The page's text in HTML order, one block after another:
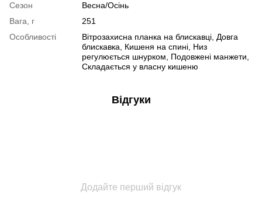
Сезон
Весна/Осінь
Вага, г
251
Особливості
Вітрозахисна планка на блискавці, Довга
блискавка, Кишеня на спині, Низ
регулюється шнурком, Подовжені манжети,
Складається у власну кишеню
Відгуки
Додайте перший відгук